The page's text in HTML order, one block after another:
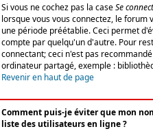
Si vous ne cochez pas la caseSe
lorsque vous vous connectez, le
une période préétablie. Ceci permet
compte par quelqu'un d'autre. Pour
connectant; ceci n'est pas
ordinateur partagé, exemple :
Revenir en haut de page
Comment puis-je éviter que mon
liste des utilisateurs en ligne ?